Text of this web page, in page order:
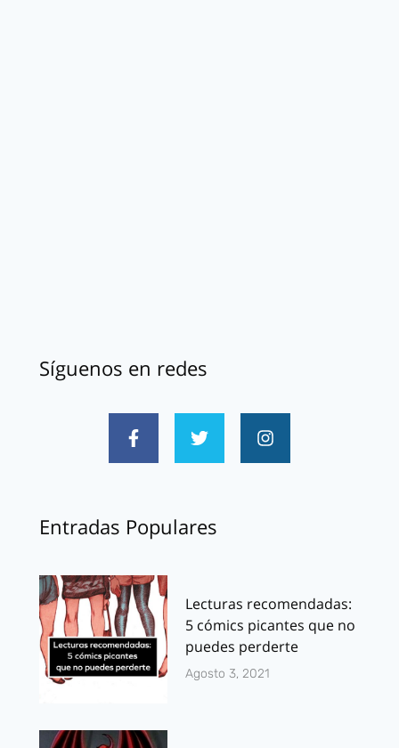
Síguenos en redes
Entradas Populares
Lecturas recomendadas:
5 cómics picantes que no
puedes perderte
Agosto 3, 2021